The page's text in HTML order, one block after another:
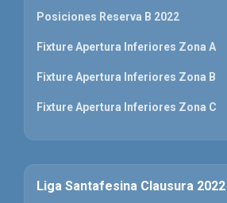
Posiciones Reserva B 2022
Fixture Apertura Inferiores Zona A
Fixture Apertura Inferiores Zona B
Fixture Apertura Inferiores Zona C
Liga Santafesina Clausura 2022